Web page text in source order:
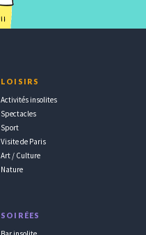
LOISIRS
Activités insolites
Spectacles
Sport
Visite de Paris
Art / Culture
Nature
SOIRÉES